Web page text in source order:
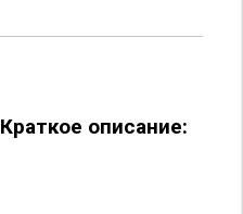
Краткое описание: